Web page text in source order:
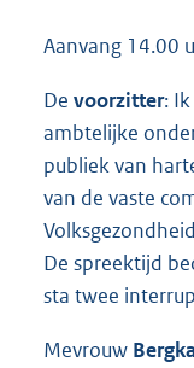
Aanvang 14.00
De voorzitter:
ambtelijke
publiek van
van de vaste
De spreektijd
sta twee
Mevrouw